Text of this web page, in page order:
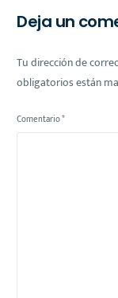
Deja un
Tu dirección de
obligatorios están
Comentario*